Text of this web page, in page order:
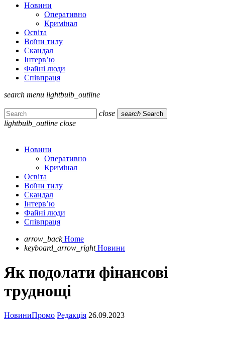
Новини
Оперативно
Кримінал
Освіта
Воїни тилу
Скандал
Інтерв’ю
Файні люди
Співпраця
search menu lightbulb_outline
close search Search
lightbulb_outline close
Новини
Оперативно
Кримінал
Освіта
Воїни тилу
Скандал
Інтерв’ю
Файні люди
Співпраця
arrow_back Home
keyboard_arrow_right Новини
Як подолати фінансові
труднощі
НовиниПромо Редакція 26.09.2023